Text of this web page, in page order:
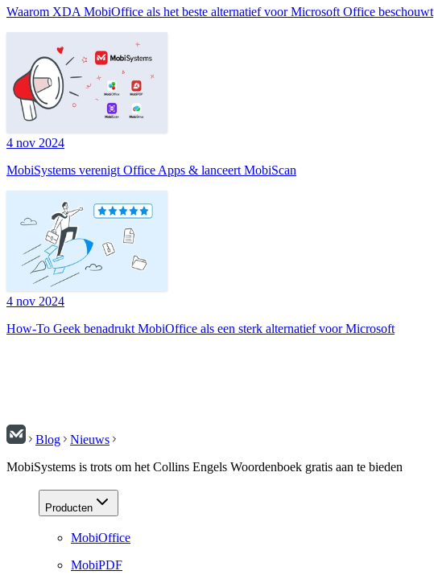
Waarom XDA MobiOffice als het beste alternatief voor Microsoft Office beschouwt
4 nov 2024
MobiSystems verenigt Office Apps & lanceert MobiScan
4 nov 2024
How-To Geek benadrukt MobiOffice als een sterk alternatief voor Microsoft
Blog
Nieuws
MobiSystems is trots om het Collins Engels Woordenboek gratis aan te bieden
Producten
MobiOffice
MobiPDF